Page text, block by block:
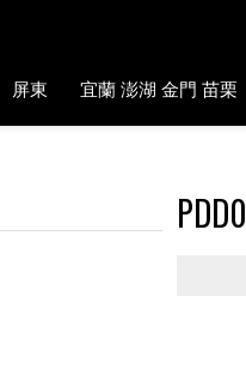
屏東 宜蘭 澎湖 金門 苗栗